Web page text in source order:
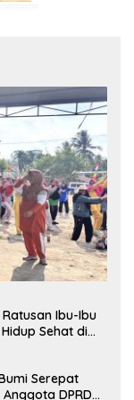
Ibu-Ibu
Sehat di
Serepat
DPRD